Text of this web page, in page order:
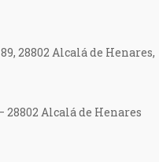
28802 Alcalá de Henares,
28802 Alcalá de Henares